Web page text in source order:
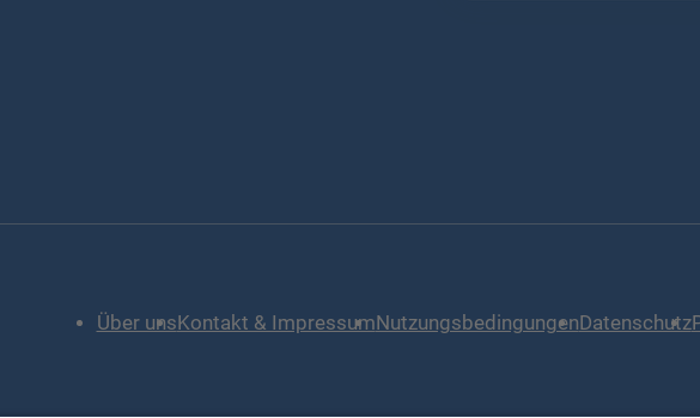
Über unsKontakt & ImpressumNutzungsbedingungenDatenschutz